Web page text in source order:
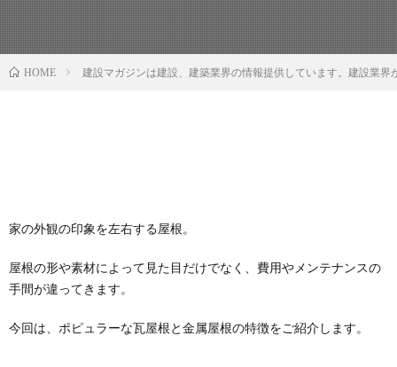
HOME 建設マガジンは建設、建築業界の情報提供しています。建設業
家の外観の印象を左右する屋根。
屋根の形や素材によって見た目だけでなく、費用やメンテナンスの
手間が違ってきます。
今回は、ポピュラーな瓦屋根と金属屋根の特徴をご紹介します。